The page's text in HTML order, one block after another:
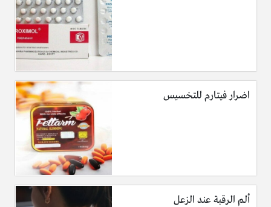
اضرار فيتارم للتخسيس
ألم الرقبة عند الزعل